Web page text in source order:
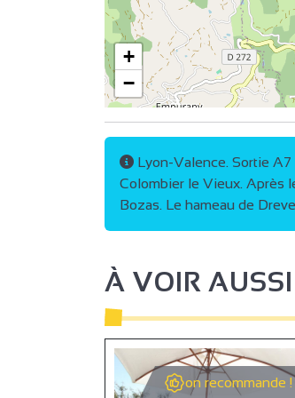
+
−
Lyon-Valence. Sortie
Colombier le Vieux. Après
Bozas. Le hameau de
À VOIR AUSSI
on recommande !